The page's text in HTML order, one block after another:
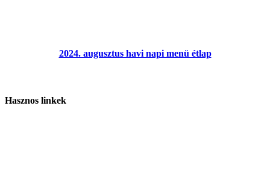
2024. augusztus havi napi menü étlap
Hasznos linkek